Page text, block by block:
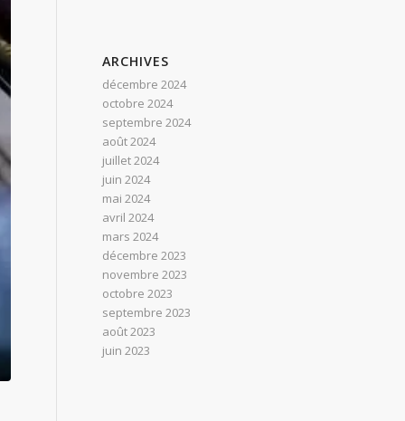
ARCHIVES
décembre 2024
octobre 2024
septembre 2024
août 2024
juillet 2024
juin 2024
mai 2024
avril 2024
mars 2024
décembre 2023
novembre 2023
octobre 2023
septembre 2023
août 2023
juin 2023